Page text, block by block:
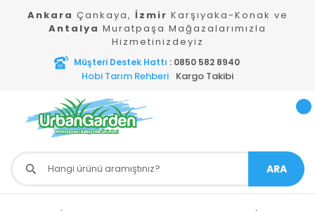
Ankara Çankaya, İzmir Karşıyaka-Konak ve
Antalya Muratpaşa Mağazalarımızla
Hizmetinizdeyiz
Müşteri Destek Hattı : 0850 582 8940
Hobi Tarım Rehberi Kargo Takibi
ARA